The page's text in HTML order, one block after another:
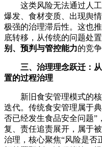
这类风险无法通过人
爆发、食材变质、出现舆
极强的治理滞后性。这也
底转移，从传统的问题处
别、预判与管控能力的竞争
三、治理理念跃迁：
置的过程治理
新旧食安管理模式的
迭代。传统食安管理属于
否已经发生食品安全问题”
复、责任追责展开，属于
治理，核心聚焦“风险是否